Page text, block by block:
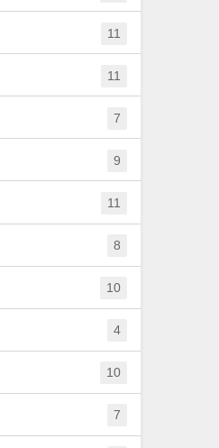
11
11
7
9
11
8
10
4
10
7